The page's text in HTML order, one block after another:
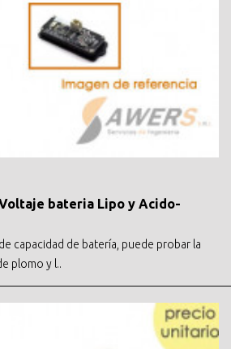
bateria Lipo y Acido-
capacidad de batería, puede probar la
plomo y l..